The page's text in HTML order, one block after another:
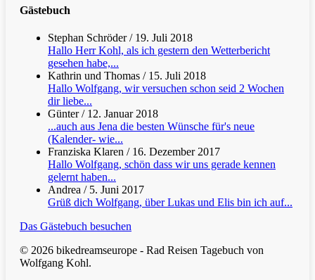
Gästebuch
Stephan Schröder/ 19. Juli 2018
Hallo Herr Kohl, als ich gestern den Wetterbericht
gesehen habe,...
Kathrin und Thomas / 15. Juli 2018
Hallo Wolfgang, wir versuchen schon seid 2 Wochen
dir liebe...
Günter/ 12. Januar 2018
...auch aus Jena die besten Wünsche für's neue
(Kalender- wie...
Franziska Klaren / 16. Dezember 2017
Hallo Wolfgang, schön dass wir uns gerade kennen
gelernt haben...
Andrea / 5. Juni 2017
Grüß dich Wolfgang, über Lukas und Elis bin ich auf...
Das Gästebuch besuchen
© 2026 bikedreamseurope - Rad Reisen Tagebuch von
Wolfgang Kohl.